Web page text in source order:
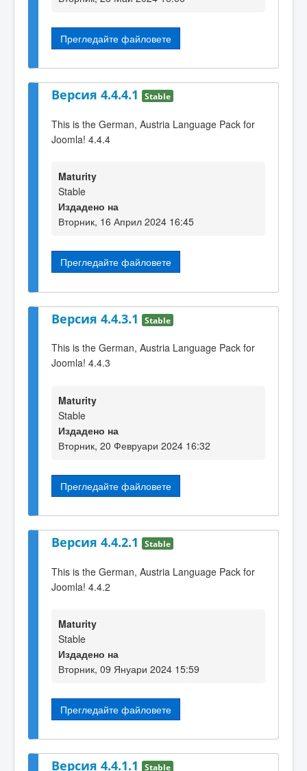
Прегледайте файловете
Версия 4.4.4.1 Stable
This is the German, Austria Language Pack for
Joomla! 4.4.4
Maturity
Stable
Издадено на
Вторник, 16 Април 2024 16:45
Прегледайте файловете
Версия 4.4.3.1 Stable
This is the German, Austria Language Pack for
Joomla! 4.4.3
Maturity
Stable
Издадено на
Вторник, 20 Февруари 2024 16:32
Прегледайте файловете
Версия 4.4.2.1 Stable
This is the German, Austria Language Pack for
Joomla! 4.4.2
Maturity
Stable
Издадено на
Вторник, 09 Януари 2024 15:59
Прегледайте файловете
Версия 4.4.1.1 Stable